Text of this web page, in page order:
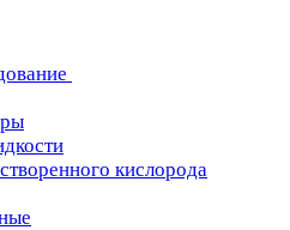
кислорода